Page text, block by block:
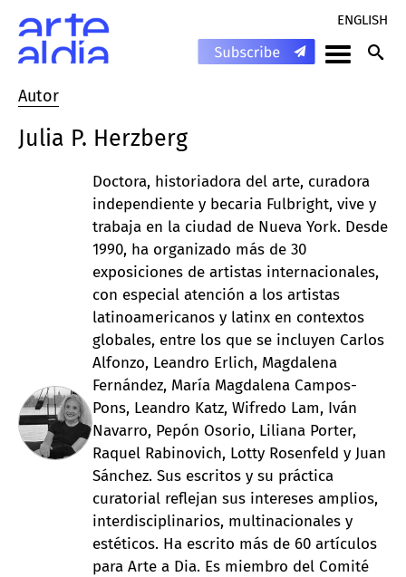
ENGLISH
Autor
Julia P. Herzberg
Doctora, historiadora del arte, curadora
independiente y becaria Fulbright, vive y
trabaja en la ciudad de Nueva York. Desde
1990, ha organizado más de 30
exposiciones de artistas internacionales,
con especial atención a los artistas
latinoamericanos y latinx en contextos
globales, entre los que se incluyen Carlos
Alfonzo, Leandro Erlich, Magdalena
Fernández, María Magdalena Campos-
Pons, Leandro Katz, Wifredo Lam, Iván
Navarro, Pepón Osorio, Liliana Porter,
Raquel Rabinovich, Lotty Rosenfeld y Juan
Sánchez. Sus escritos y su práctica
curatorial reflejan sus intereses amplios,
interdisciplinarios, multinacionales y
estéticos. Ha escrito más de 60 artículos
para Arte a Dia. Es miembro del Comité